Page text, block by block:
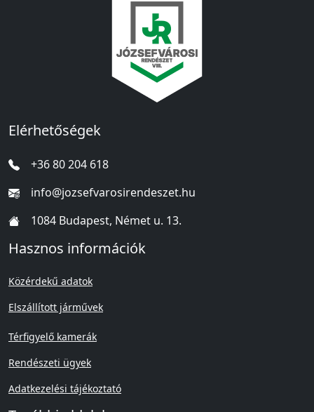
Elérhetőségek
+36 80 204 618
info@jozsefvarosirendeszet.hu
1084 Budapest, Német u. 13.
Hasznos információk
Közérdekű adatok
Elszállított járművek
Térfigyelő kamerák
Rendészeti ügyek
Adatkezelési tájékoztató